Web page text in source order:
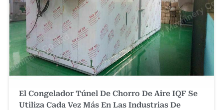
El Congelador Túnel De Chorro De Aire IQF Se
Utiliza Cada Vez Más En Las Industrias De